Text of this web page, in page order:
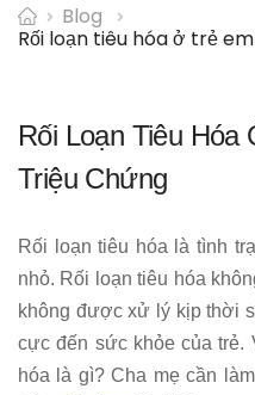
Blog
Rối loạn tiêu hóa ở trẻ
Rối Loạn Tiêu
Triệu Chứng
Rối loạn tiêu hóa là tình
nhỏ. Rối loạn tiêu hóa
không được xử lý kịp thời
cực đến sức khỏe của trẻ.
hóa là gì? Cha mẹ cần